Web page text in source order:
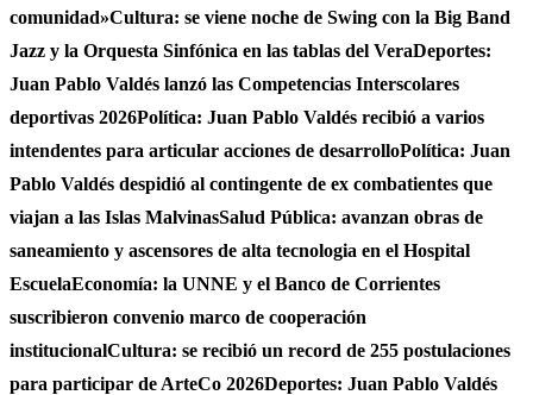
comunidad»Cultura: se viene noche de Swing con la Big Band
Jazz y la Orquesta Sinfónica en las tablas del VeraDeportes:
Juan Pablo Valdés lanzó las Competencias Interscolares
deportivas 2026Política: Juan Pablo Valdés recibió a varios
intendentes para articular acciones de desarrolloPolítica: Juan
Pablo Valdés despidió al contingente de ex combatientes que
viajan a las Islas MalvinasSalud Pública: avanzan obras de
saneamiento y ascensores de alta tecnologia en el Hospital
EscuelaEconomía: la UNNE y el Banco de Corrientes
suscribieron convenio marco de cooperación
institucionalCultura: se recibió un record de 255 postulaciones
para participar de ArteCo 2026Deportes: Juan Pablo Valdés